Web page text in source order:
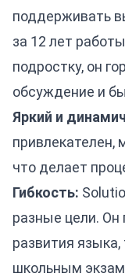
поддерживать
за 12 лет
подростку, он
обсуждение и
Яркий и
привлекателен,
что делает
Гибкость:
разные цели. Он
развития языка,
школьным